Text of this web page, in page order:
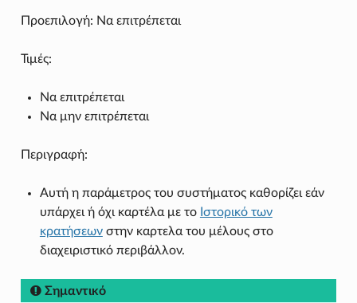
Προεπιλογή: Να επιτρέπεται
Τιμές:
Να επιτρέπεται
Να μην επιτρέπεται
Περιγραφή:
Αυτή η παράμετρος του συστήματος καθορίζει εάν
υπάρχει ή όχι καρτέλα με το Ιστορικό των
κρατήσεωνστην καρτελα του μέλους στο
διαχειριστικό περιβάλλον.
Σημαντικό